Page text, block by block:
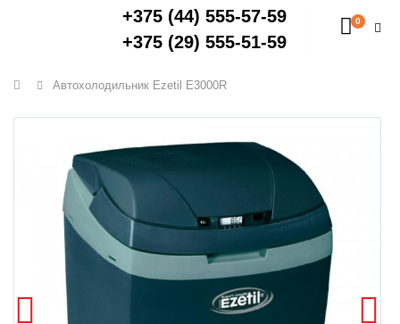
+375 (44) 555-57-59
+375 (29) 555-51-59
0
Главная
Автохолодильник Ezetil E3000R